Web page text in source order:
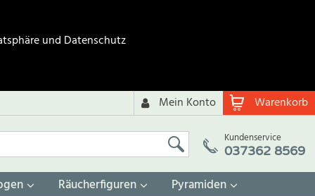
und Datenschutz
Warenkorb
Mein Konto
Kundenservice
037362 8569
Räucherfiguren Pyramiden